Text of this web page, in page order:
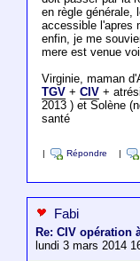
en règle générale,
accessible l'apres
enfin, je me
mere est venue
Virginie, maman
TGV+ CIV+
2013 ) et Solène
santé
Répondre
Fabi
Re: CIV opération
lundi 3 mars 2014